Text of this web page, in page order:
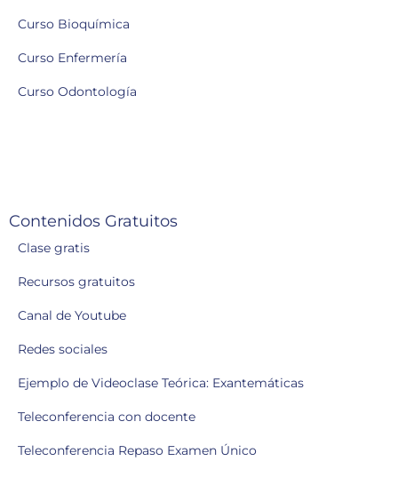
Curso Bioquímica
Curso Enfermería
Curso Odontología
Contenidos Gratuitos
Clase gratis
Recursos gratuitos
Canal de Youtube
Redes sociales
Ejemplo de Videoclase Teórica: Exantemáticas
Teleconferencia con docente
Teleconferencia Repaso Examen Único